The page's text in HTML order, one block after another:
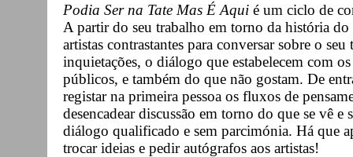
Podia Ser na Tate Mas É Aqui é um ciclo de
A partir do seu trabalho em torno da história
artistas contrastantes para conversar sobre o
inquietações, o diálogo que estabelecem com
públicos, e também do que não gostam. De
registar na primeira pessoa os fluxos de
desencadear discussão em torno do que se vê
diálogo qualificado e sem parcimónia. Há que
trocar ideias e pedir autógrafos aos artistas!